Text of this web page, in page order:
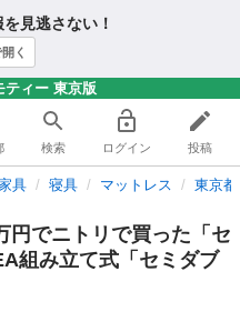
見逃さない！
く
ティー 東京版
検索 ログイン 投稿
具 寝具 マットレス 東京
円でニトリで買った「セ
組み立て式「セミダブ